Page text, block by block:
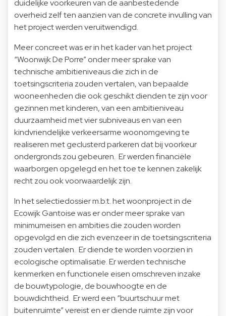
duidelijke voorkeuren van de aanbestedende
overheid zelf ten aanzien van de concrete invulling van
het project werden veruitwendigd.
Meer concreet was er in het kader van het project
“Woonwijk De Porre” onder meer sprake van
technische ambitieniveaus die zich in de
toetsingscriteria zouden vertalen, van bepaalde
wooneenheden die ook geschikt dienden te zijn voor
gezinnen met kinderen, van een ambitieniveau
duurzaamheid met vier subniveaus en van een
kindvriendelijke verkeersarme woonomgeving te
realiseren met geclusterd parkeren dat bij voorkeur
ondergronds zou gebeuren. Er werden financiële
waarborgen opgelegd en het toe te kennen zakelijk
recht zou ook voorwaardelijk zijn.
In het selectiedossier m.b.t. het woonproject in de
Ecowijk Gantoise was er onder meer sprake van
minimumeisen en ambities die zouden worden
opgevolgd en die zich evenzeer in de toetsingscriteria
zouden vertalen. Er diende te worden voorzien in
ecologische optimalisatie. Er werden technische
kenmerken en functionele eisen omschreven inzake
de bouwtypologie, de bouwhoogte en de
bouwdichtheid. Er werd een “buurtschuur met
buitenruimte” vereist en er diende ruimte zijn voor